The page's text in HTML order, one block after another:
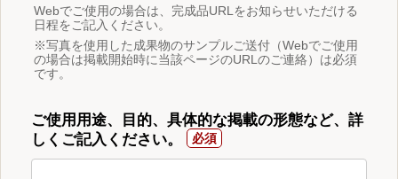
Webでご使用の場合は、完成品URLをお知らせいただける
日程をご記入ください。
※写真を使用した成果物のサンプルご送付（Webでご使用
の場合は掲載開始時に当該ページのURLのご連絡）は必須
です。
ご使用用途、目的、具体的な掲載の形態など、詳
しくご記入ください。